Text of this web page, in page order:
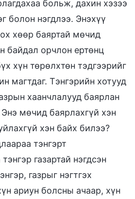
больж, дахин хэзээ
болон нэгдлээ. Энэхүү
хөөр баяртай мөчид
байдал орчлон ертөнц
хүн төрөлхтөн тэдгээрийг
магтдаг. Тэнгэрийн хотууд
хаанчлалууд баярлан
мөчид баярлахгүй хэн
хэн байх билээ?
тэнгэрт
газартай нэгдсэн
газрыг нэгтгэх
ариун болсны ачаар, хүн